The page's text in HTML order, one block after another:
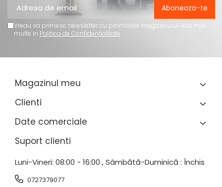
Vreau sa primesc newsletter cu promotiile magazinului. Afla mai
multe in Politica de Confidentialitate
Magazinul meu
Clienti
Date comerciale
Suport clienti
Luni-Vineri: 08:00 - 16:00 , Sâmbătă-Duminică : Închis
0727379077